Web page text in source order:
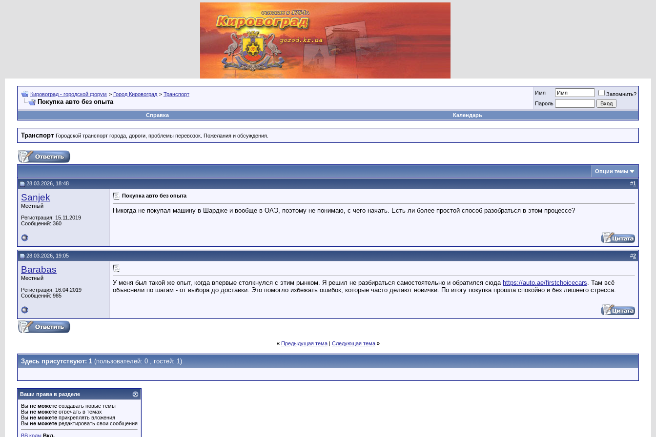
Кировоград - городской форум > Город Кировоград > Транспорт
Покупка авто без опыта
Имя
Запомнить?
Пароль
Справка
Календарь
Транспорт Городской транспорт города, дороги, проблемы перевозок. Пожелания и обсуждения.
Опции темы
28.03.2026, 18:48 #1
Sanjek
Местный
Регистрация: 15.11.2019
Сообщений: 360
Покупка авто без опыта
Никогда не покупал машину в Шардже и вообще в ОАЭ, поэтому не понимаю, с чего начать. Есть ли более простой способ разобраться в этом процессе?
28.03.2026, 19:05 #2
Barabas
Местный
Регистрация: 16.04.2019
Сообщений: 985
У меня был такой же опыт, когда впервые столкнулся с этим рынком. Я решил не разбираться самостоятельно и обратился сюда https://auto.ae/firstchoicecars. Там всё
объяснили по шагам - от выбора до доставки. Это помогло избежать ошибок, которые часто делают новички. По итогу покупка прошла спокойно и без лишнего стресса.
« Предыдущая тема| Следующая тема »
Здесь присутствуют: 1 (пользователей: 0 , гостей: 1)
Ваши права в разделе
Вы не можете создавать новые темы
Вы не можете отвечать в темах
Вы не можете прикреплять вложения
Вы не можете редактировать свои сообщения
BB коды Вкл.